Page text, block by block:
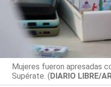
Mujeres fueron apresadas
Supérate. (DIARIO LIBRE/